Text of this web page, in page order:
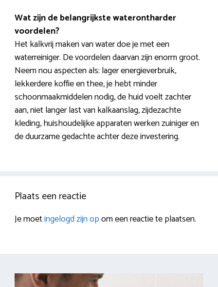
Wat zijn de belangrijkste waterontharder
voordelen?
Het kalkvrij maken van water doe je met een
waterreiniger. De voordelen daarvan zijn enorm groot.
Neem nou aspecten als: lager energieverbruik,
lekkerdere koffie en thee, je hebt minder
schoonmaakmiddelen nodig, de huid voelt zachter
aan, niet langer last van kalkaanslag, zijdezachte
kleding, huishoudelijke apparaten werken zuiniger en
de duurzame gedachte achter deze investering.
Plaats een reactie
Je moetingelogd zijn opom een reactie te plaatsen.